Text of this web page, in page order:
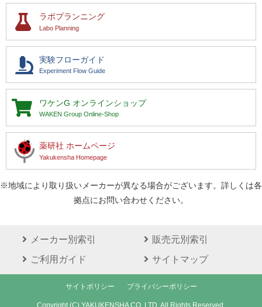
ラボプランニング
Labo Planning
実験フローガイド
Experiment Flow Guide
ワケンG オンラインショップ
WAKEN Group Online-Shop
薬研社 ホームページ
Yakukensha Homepage
※地域により取り扱いメーカーが異なる場合がございます。詳しくは各
拠点にお問い合わせください。
メーカー別索引
販売元別索引
ご利用ガイド
サイトマップ
サイトポリシー プライバシーポリシー
Copyright (C) YAKUKENSHA CO.,LTD. All Rights Reserved.